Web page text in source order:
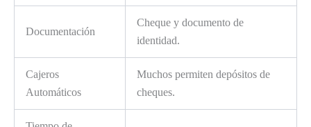
Documentación
Cheque y documento de
identidad.
Cajeros
Automáticos
Muchos permiten depósitos de
cheques.